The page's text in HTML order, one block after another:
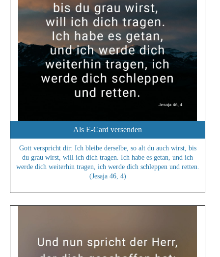
Als E-Card versenden
Gott verspricht dir: Ich bleibe derselbe, so alt du auch wirst, bis
du grau wirst, will ich dich tragen. Ich habe es getan, und ich
werde dich weiterhin tragen, ich werde dich schleppen und retten.
(Jesaja 46, 4)